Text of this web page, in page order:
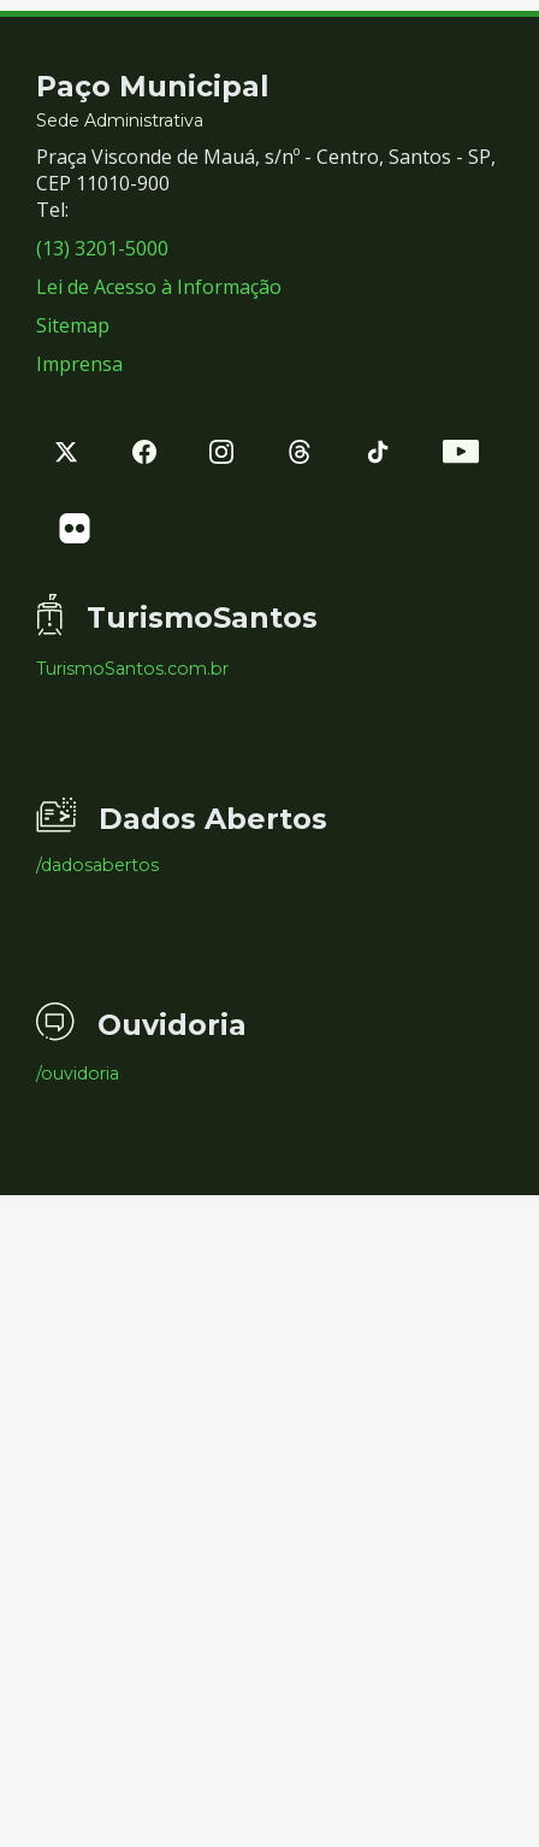
Contato
e
Redes
Sociais
Paço Municipal
Sede Administrativa
Praça Visconde de Mauá, s/nº - Centro, Santos - SP,
CEP 11010-900
Tel:
(13) 3201-5000
Lei de Acesso à Informação
Sitemap
Imprensa
TurismoSantos
TurismoSantos.com.br
Dados Abertos
/dadosabertos
Ouvidoria
/ouvidoria